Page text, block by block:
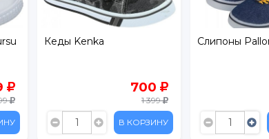
Слипоны Palloncino
499
999
В КОРЗИНУ
Кеды детские